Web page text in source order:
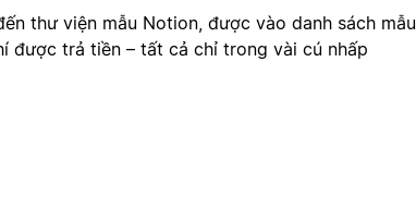
thư viện mẫu Notion, được vào danh sách mẫu
được trả tiền – tất cả chỉ trong vài cú nhấp